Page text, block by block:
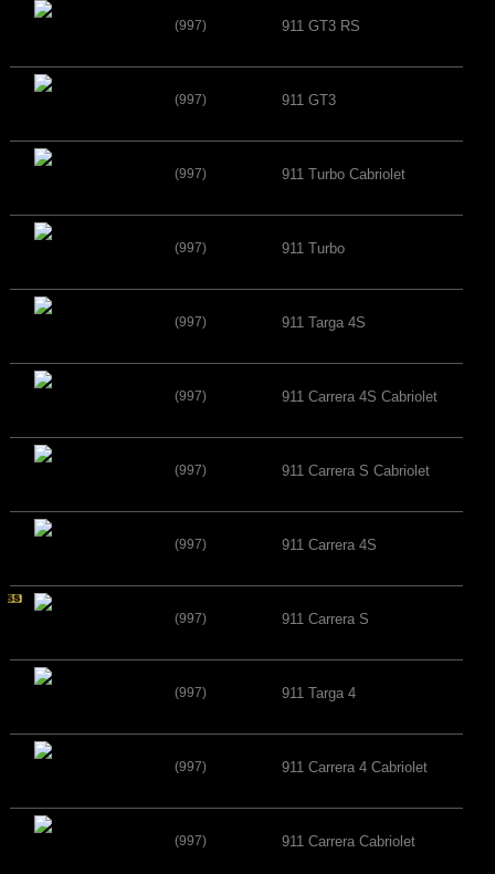
(997) 911 GT3 RS
(997) 911 GT3
(997) 911 Turbo Cabriolet
(997) 911 Turbo
(997) 911 Targa 4S
(997) 911 Carrera 4S Cabriolet
(997) 911 Carrera S Cabriolet
(997) 911 Carrera 4S
(997) 911 Carrera S
(997) 911 Targa 4
(997) 911 Carrera 4 Cabriolet
(997) 911 Carrera Cabriolet